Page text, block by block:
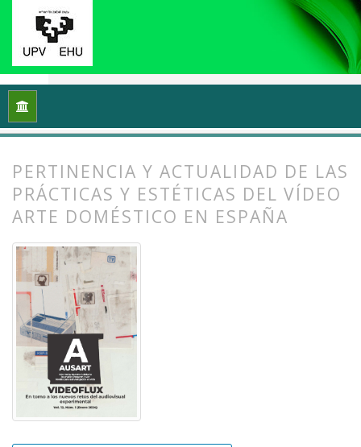
Inicio
PERTINENCIA Y ACTUALIDAD DE LAS
PRÁCTICAS Y ESTÉTICAS DEL VÍDEO
ARTE DOMÉSTICO EN ESPAÑA